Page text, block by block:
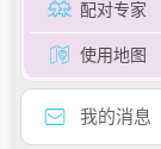
配对专家
使用地图
我的消息